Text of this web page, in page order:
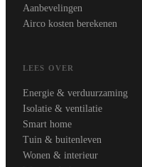
Aanbevelingen
Airco kosten berekenen
LEES OVER
Energie & verduurzaming
Isolatie & ventilatie
Smart home
Tuin & buitenleven
Wonen & interieur